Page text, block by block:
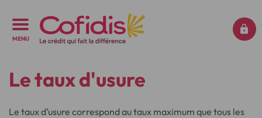
MENU
Le taux d'usure
Le taux d’usure correspond au taux maximum que tous les